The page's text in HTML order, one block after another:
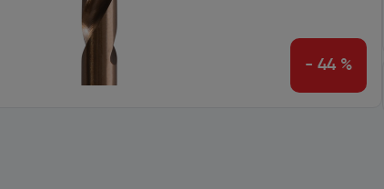
- 44 %